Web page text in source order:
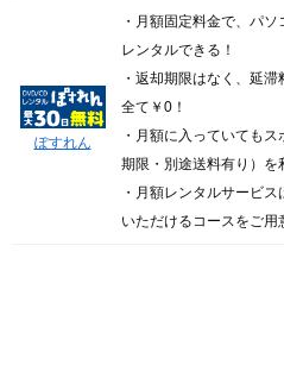
ぽすれん
・月額固定料金で、パ
レンタルできる！
・返却期限はなく、延
全て￥0！
・月額に入っていても
期限・別途送料有り）を
・月額レンタルサービ
いただけるコースをご用